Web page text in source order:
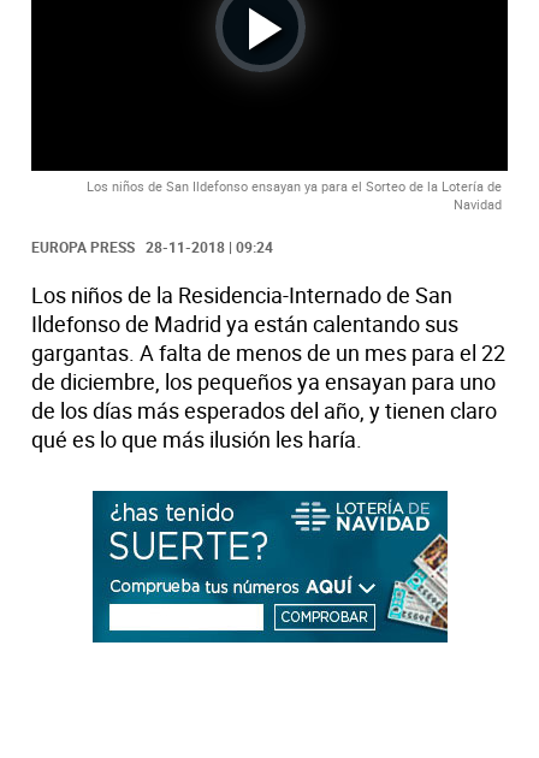
Play
Los niños de San Ildefonso ensayan ya para el Sorteo de la Lotería de
Navidad
EUROPA PRESS 28-11-2018 | 09:24
Los niños de la Residencia-Internado de San
Ildefonso de Madrid ya están calentando sus
gargantas. A falta de menos de un mes para el 22
de diciembre, los pequeños ya ensayan para uno
de los días más esperados del año, y tienen claro
qué es lo que más ilusión les haría.